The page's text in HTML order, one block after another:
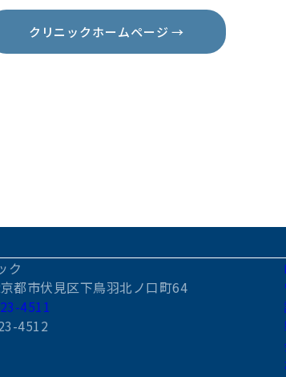
クリニックホームページ →
ク
都市伏見区下鳥羽北ノ口町64
4511
4512